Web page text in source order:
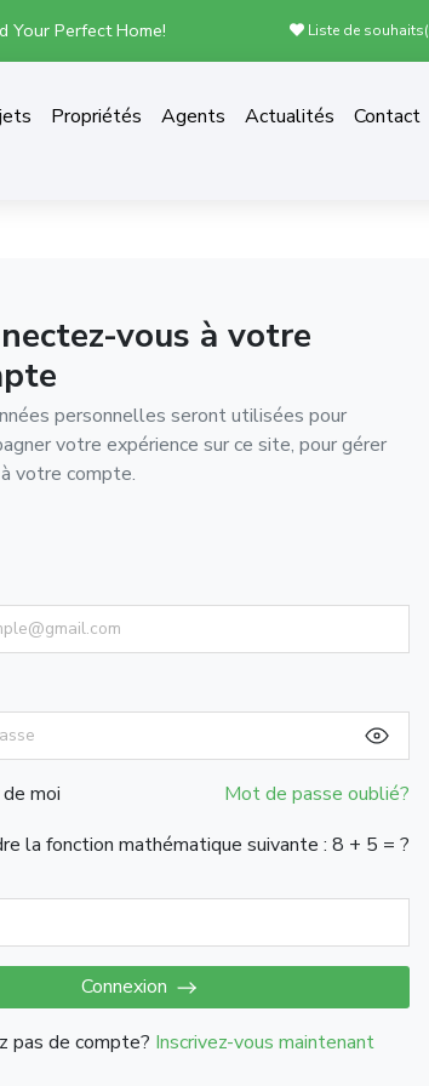
Your Perfect Home! Liste de souhaits(
Propriétés Agents Actualités Contact
vous à votre
personnelles seront utilisées pour
votre expérience sur ce site, pour gérer
votre compte.
moi
Mot de passe oublié?
la fonction mathématique suivante : 8 + 5 = ?
Connexion
pas de compte? Inscrivez-vous maintenant